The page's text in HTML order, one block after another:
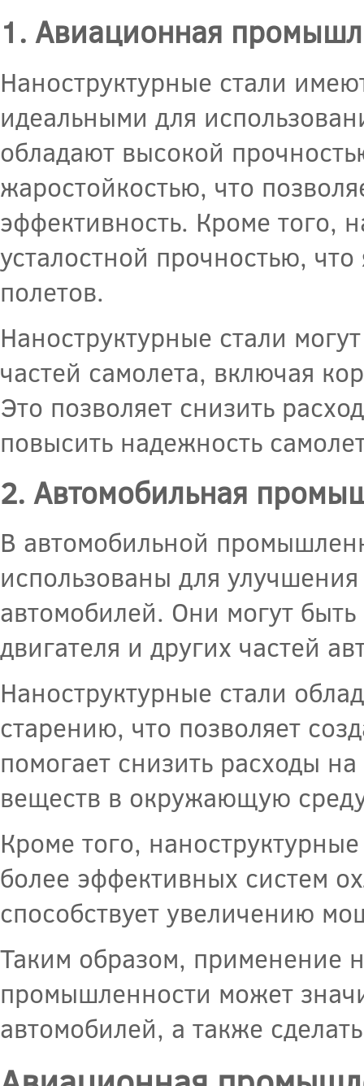
1. Авиационная
Наноструктурные стали
идеальными для
обладают высокой
жаростойкостью, что
эффективность. Кроме того,
усталостной прочностью,
полетов.
Наноструктурные стали
частей самолета, включая
Это позволяет снизить
повысить надежность
2. Автомобильная
В автомобильной
использованы для
автомобилей. Они могут
двигателя и других частей
Наноструктурные стали
старению, что позволяет
помогает снизить расходы
веществ в окружающую
Кроме того,
более эффективных систем
способствует увеличению
Таким образом, применение
промышленности может
автомобилей, а также